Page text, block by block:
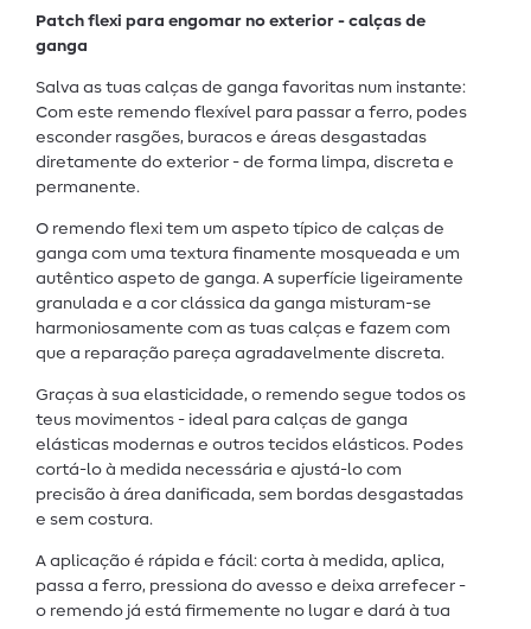
Patch flexi para engomar no exterior - calças de
ganga
Salva as tuas calças de ganga favoritas num instante:
Com este remendo flexível para passar a ferro, podes
esconder rasgões, buracos e áreas desgastadas
diretamente do exterior - de forma limpa, discreta e
permanente.
O remendo flexi tem um aspeto típico de calças de
ganga com uma textura finamente mosqueada e um
autêntico aspeto de ganga. A superfície ligeiramente
granulada e a cor clássica da ganga misturam-se
harmoniosamente com as tuas calças e fazem com
que a reparação pareça agradavelmente discreta.
Graças à sua elasticidade, o remendo segue todos os
teus movimentos - ideal para calças de ganga
elásticas modernas e outros tecidos elásticos. Podes
cortá-lo à medida necessária e ajustá-lo com
precisão à área danificada, sem bordas desgastadas
e sem costura.
A aplicação é rápida e fácil: corta à medida, aplica,
passa a ferro, pressiona do avesso e deixa arrefecer -
o remendo já está firmemente no lugar e dará à tua